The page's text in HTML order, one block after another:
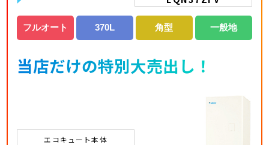
フルオート 370L 角型 一般地
当店だけの特別大売出し！
エコキュート本体